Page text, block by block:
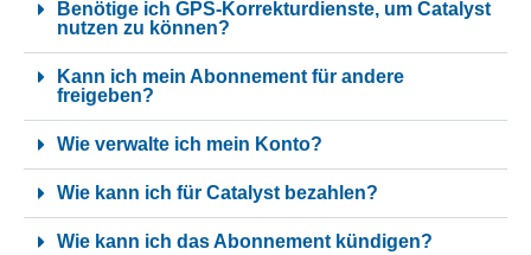
Benötige ich GPS-Korrekturdienste, um Catalyst
nutzen zu können?
Kann ich mein Abonnement für andere
freigeben?
Wie verwalte ich mein Konto?
Wie kann ich für Catalyst bezahlen?
Wie kann ich das Abonnement kündigen?